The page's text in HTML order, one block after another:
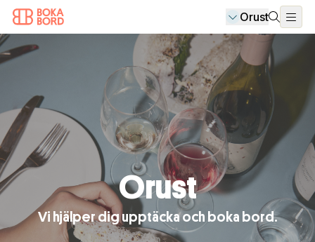
Orust
Orust
Vi hjälper dig upptäcka och boka bord.